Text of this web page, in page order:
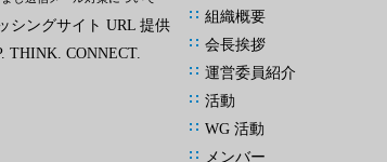
シングサイト URL 提供
THINK. CONNECT.
組織概要
会長挨拶
運営委員紹介
活動
WG 活動
メンバー